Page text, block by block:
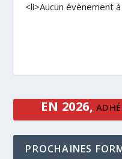
<li>Aucun évènement
EN 2026,
PROCHAINES